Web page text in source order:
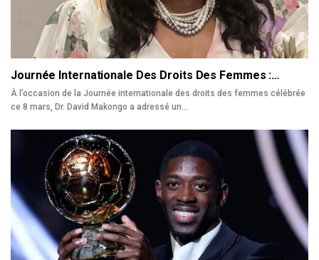
Journée Internationale Des Droits Des Femmes :…
À l’occasion de la Journée internationale des droits des femmes célébrée
ce 8 mars, Dr. David Makongo a adressé un…